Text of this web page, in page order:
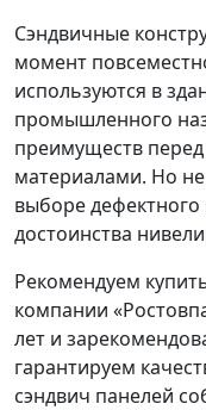
Сэндвичные
момент
используются в
промышленного
преимуществ
материалами. Но
выборе
достоинства
Рекомендуем
компании
лет и
гарантируем
сэндвич панелей